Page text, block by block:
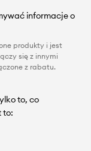
informacje o
produkty i jest
się z innymi
z rabatu.
to, co
to: